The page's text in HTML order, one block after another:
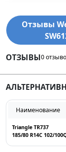
Отзывы
ОТЗЫВЫ0
Наименование
Triangle TR737
185/80 R14C 102/